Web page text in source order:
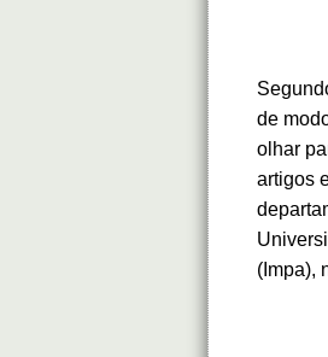
de
olhar
artigos
(Impa),